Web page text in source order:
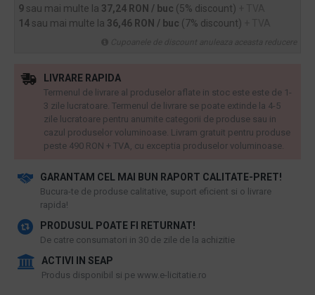
9 sau mai multe la 37,24 RON / buc (5% discount)
14 sau mai multe la 36,46 RON / buc (7% discount)
GARANTAM CEL MAI BUN RAPORT CALITATE-PRET!
​Bucura-te de produse calitative, suport eficient si o livrare
rapida!
PRODUSUL POATE FI RETURNAT!
De catre consumatori in 30 de zile de la achizitie
ACTIVI IN SEAP
Produs disponibil si pe www.e-licitatie.ro
LIVRARE RAPIDA
Termenul de livrare al produselor aflate in stoc este este de 1-
3 zile lucratoare. Termenul de livrare se poate extinde la 4-5
zile lucratoare pentru anumite categorii de produse sau in
cazul produselor voluminoase. Livram gratuit pentru produse
peste 490 RON + TVA, cu exceptia produselor voluminoase.